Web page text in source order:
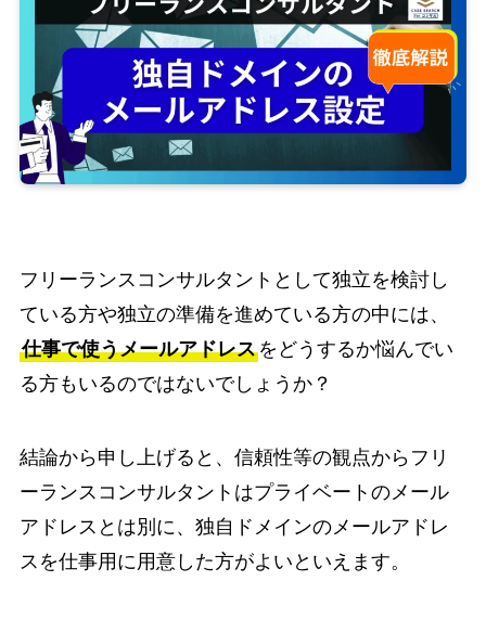
フリーランスコンサルタントとして独立を検討し
ている方や独立の準備を進めている方の中には、
仕事で使うメールアドレスをどうするか悩んでい
る方もいるのではないでしょうか？
結論から申し上げると、信頼性等の観点からフリ
ーランスコンサルタントはプライベートのメール
アドレスとは別に、独自ドメインのメールアドレ
スを仕事用に用意した方がよいといえます。